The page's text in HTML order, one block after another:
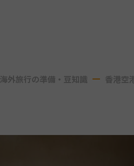
海外旅行の準備・豆知識 香港空